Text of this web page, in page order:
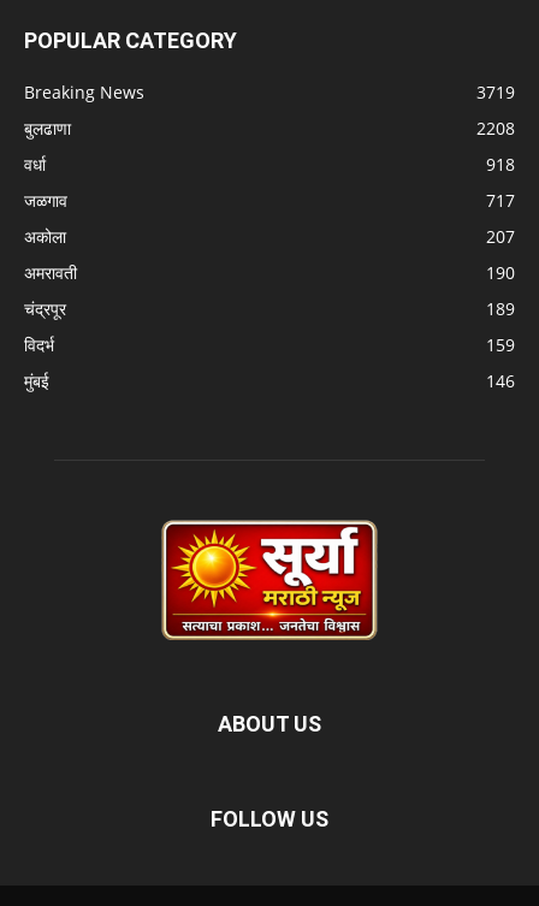
POPULAR CATEGORY
Breaking News
3719
बुलढाणा
2208
वर्धा
918
जळगाव
717
अकोला
207
अमरावती
190
चंद्रपूर
189
विदर्भ
159
मुंबई
146
ABOUT US
FOLLOW US